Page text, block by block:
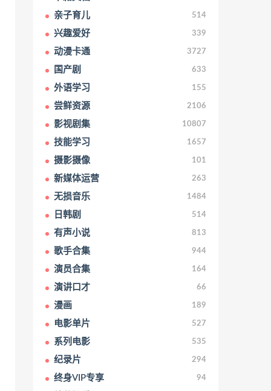
亲子育儿 514
兴趣爱好 339
动漫卡通 3727
国产剧 633
外语学习 155
尝鲜资源 2106
影视剧集 10807
技能学习 1657
摄影摄像 101
新媒体运营 263
无损音乐 1484
日韩剧 514
有声小说 813
歌手合集 944
演员合集 164
演讲口才 66
漫画 189
电影单片 527
系列电影 535
纪录片 294
终身VIP专享 94